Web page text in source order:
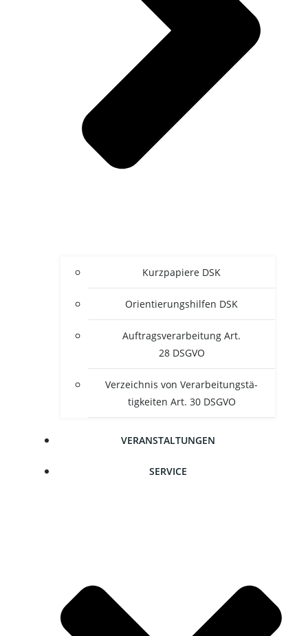
Kurz­pa­pie­re DSK
Ori­en­tie­rungs­hil­fen DSK
Auf­trags­ver­ar­bei­tung Art.
28 DSGVO
Ver­zeich­nis von Ver­ar­bei­tungs­tä­
tig­kei­ten Art. 30 DSGVO
VER­AN­STAL­TUN­GEN
SER­VICE